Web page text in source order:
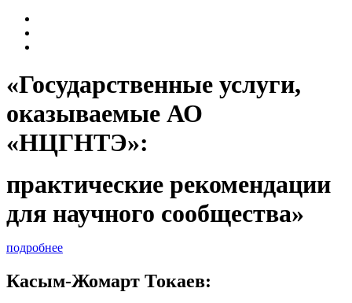
«Государственные услуги,
оказываемые АО
«НЦГНТЭ»:
практические рекомендации
для научного сообщества»
подробнее
Касым-Жомарт Токаев: